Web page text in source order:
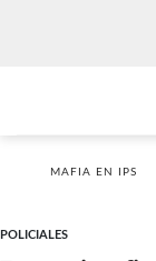
MAFIA EN IPS
POLICIALES